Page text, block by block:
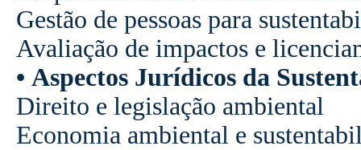
Gestão de pessoas para
Avaliação de impactos e
• Aspectos Jurídicos da
Direito e legislação ambiental
Economia ambiental e